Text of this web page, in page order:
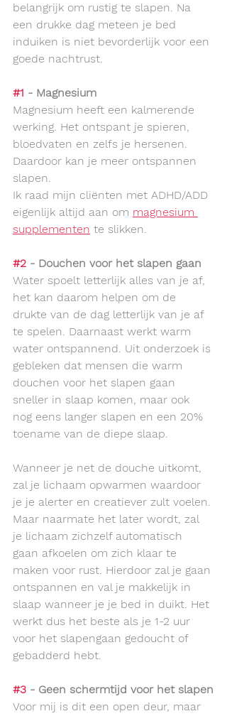
belangrijk om rustig te slapen. Na
een drukke dag meteen je bed
induiken is niet bevorderlijk voor een
goede nachtrust.
#1 - Magnesium
Magnesium heeft een kalmerende
werking. Het ontspant je spieren,
bloedvaten en zelfs je hersenen.
Daardoor kan je meer ontspannen
slapen.
Ik raad mijn cliënten met ADHD/ADD
eigenlijk altijd aan om magnesium
supplementen te slikken.
#2 - Douchen voor het slapen gaan
Water spoelt letterlijk alles van je af,
het kan daarom helpen om de
drukte van de dag letterlijk van je af
te spelen. Daarnaast werkt warm
water ontspannend. Uit onderzoek is
gebleken dat mensen die warm
douchen voor het slapen gaan
sneller in slaap komen, maar ook
nog eens langer slapen en een 20%
toename van de diepe slaap.
Wanneer je net de douche uitkomt,
zal je lichaam opwarmen waardoor
je je alerter en creatiever zult voelen.
Maar naarmate het later wordt, zal
je lichaam zichzelf automatisch
gaan afkoelen om zich klaar te
maken voor rust. Hierdoor zal je gaan
ontspannen en val je makkelijk in
slaap wanneer je je bed in duikt. Het
werkt dus het beste als je 1-2 uur
voor het slapengaan gedoucht of
gebadderd hebt.
#3 - Geen schermtijd voor het slapen
Voor mij is dit een open deur, maar